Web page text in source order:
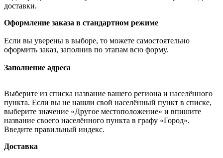
доставки.
Оформление заказа в стандартном режиме
Если вы уверены в выборе, то можете самостоятельно
оформить заказ, заполнив по этапам всю форму.
Заполнение адреса
Выберите из списка название вашего региона и населённого
пункта. Если вы не нашли свой населённый пункт в списке,
выберите значение «Другое местоположение» и впишите
название своего населённого пункта в графу «Город».
Введите правильный индекс.
Доставка